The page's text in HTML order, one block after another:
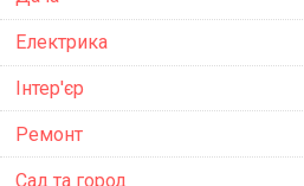
Електрика
Інтер'єр
Ремонт
Сад та город